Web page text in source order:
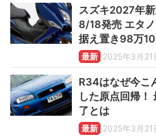
スズキ2027年
8/18発売 エタ
据え置き98万
最新 2025年3月21
R34はなぜ今こ
した原点回帰！
了とは
最新 2025年3月21